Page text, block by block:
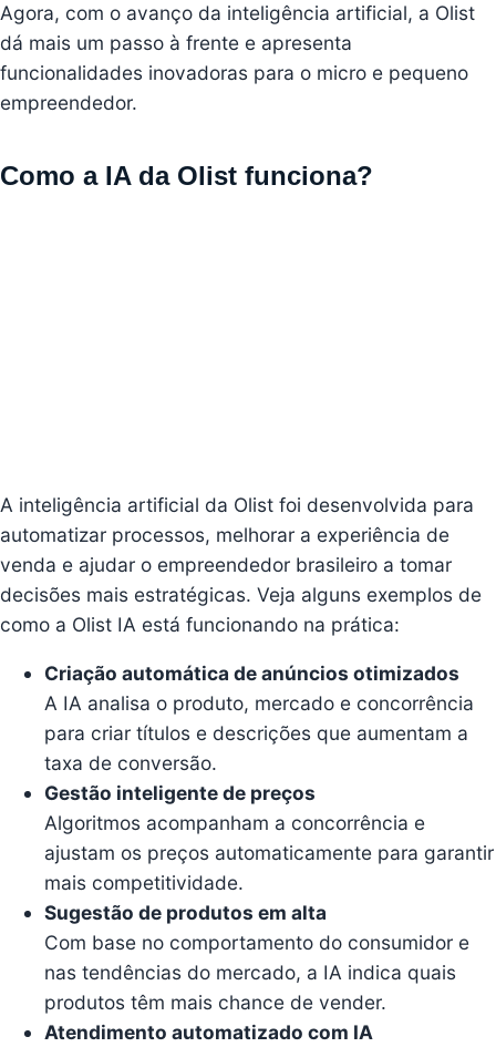
Agora, com o avanço da inteligência artificial, a Olist
dá mais um passo à frente e apresenta
funcionalidades inovadoras para o micro e pequeno
empreendedor.
Como a IA da Olist funciona?
A inteligência artificial da Olist foi desenvolvida para
automatizar processos, melhorar a experiência de
venda e ajudar o empreendedor brasileiro a tomar
decisões mais estratégicas. Veja alguns exemplos de
como a Olist IA está funcionando na prática:
Criação automática de anúncios otimizados
A IA analisa o produto, mercado e concorrência
para criar títulos e descrições que aumentam a
taxa de conversão.
Gestão inteligente de preços
Algoritmos acompanham a concorrência e
ajustam os preços automaticamente para garantir
mais competitividade.
Sugestão de produtos em alta
Com base no comportamento do consumidor e
nas tendências do mercado, a IA indica quais
produtos têm mais chance de vender.
Atendimento automatizado com IA